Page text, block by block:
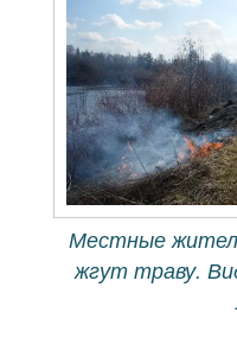
Местные
жгут траву.